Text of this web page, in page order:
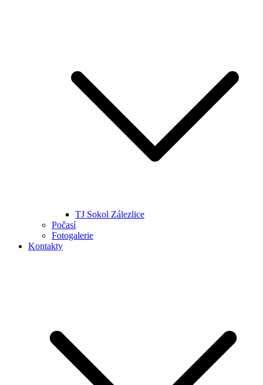
TJ Sokol Zálezlice
Počasí
Fotogalerie
Kontakty